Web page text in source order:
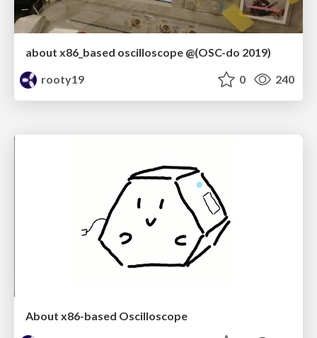
about x86_based oscilloscope @(OSC-do 2019)
rooty19
0 240
About x86-based Oscilloscope